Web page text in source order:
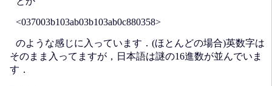
<037003b103ab03b103ab0c880358>
のような感じに入っています．(ほとんどの場合)英数字は
そのまま入ってますが，日本語は謎の16進数が並んでいま
す．